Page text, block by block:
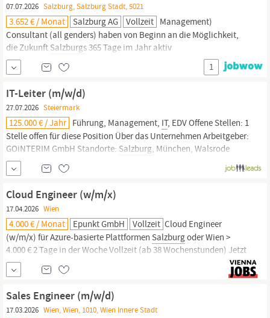
07.07.2026 Salzburg, Salzburg Stadt, 5021
3.652 € / Monat Salzburg AG Vollzeit Management)
Consultant (all genders) haben von Beginn an die Möglichkeit,
die Zukunft Salzburgs365 Tage im Jahr aktiv
mitzugestalten.Aufgabenbereich Verantwortung für Betrieb,
Stabilität und Weiterentwicklung zentraler IAM‑Services in einer
hochverfügbaren, hybriden
Umsetzung von IAM‑Use‑Cases gemeinsam mit Fachbereichen,
Securityund Architektur sowie...
1
IT-Leiter (m/w/d)
27.07.2026 Steiermark
125.000 € / Jahr Führung, Management, IT, EDV Offene Stellen: 1
Stelle offen für diese Position Über das Unternehmen Arbeitgeber:
GOiNTERIM GmbH Standorte: Salzburg, München, Walsrode
Detaillierte Angaben zur Stelle Vollzeit (Festanstellung) Montag
bis Freitag 38,5 Stunden Dienstorte Österreich Oberösterreich
Salzburg
Cloud Engineer (w/m/x)
17.04.2026 Wien
4.000 € / Monat Epunkt GmbH Vollzeit Cloud Engineer
(w/m/x) für Azure-basierte Plattformen Salzburgoder Wien >
4.000 € 2 Tage in der Woche Vollzeit (ab 38 Wochenstunden) Jetzt
bewerben Noch ein Klick bis zu deinem neuen Job! Bewirb dich
online über unser Kandidatenportal – in wenigen Minuten ist alles
erledigt. Ihre zukünftige Rolle Sie treffen auf eine
Sales Engineer (m/w/d)
17.03.2026 Wien, Wien, 1010, Wien Innere Stadt